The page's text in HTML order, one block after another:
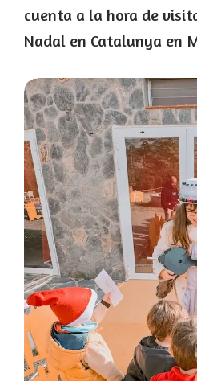
cuenta a la hora de
Nadal en Catalunya en